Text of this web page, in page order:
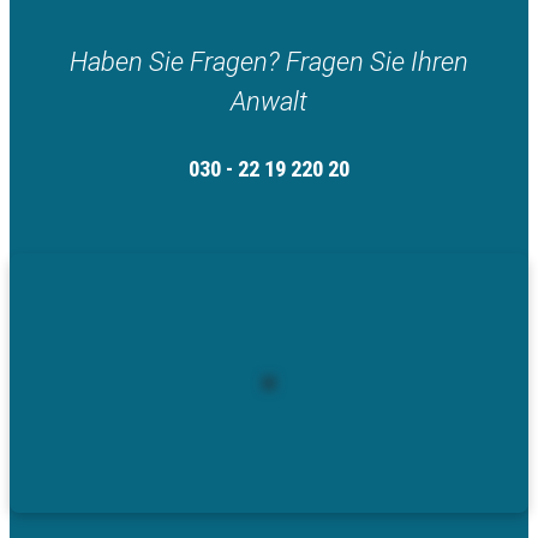
Haben Sie Fragen? Fragen Sie Ihren
Anwalt
030 - 22 19 220 20